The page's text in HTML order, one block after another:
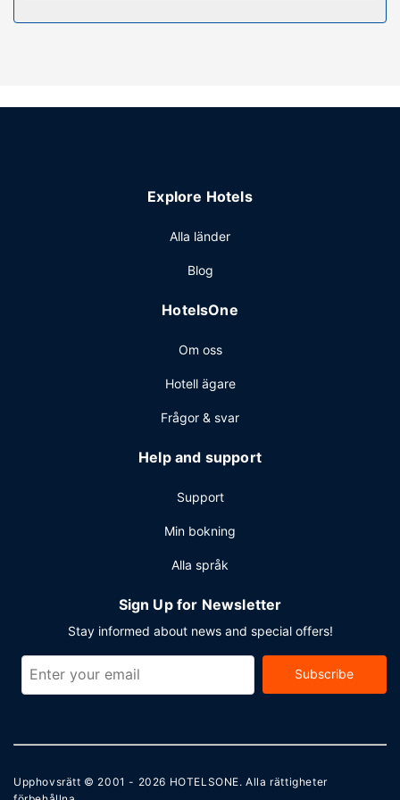
fitnesscenter. Boendet har även gratis wi-fi,
runt, expressutcheckning och reception (öppen dygnet
Explore Hotels
Alla länder
Blog
HotelsOne
Om oss
Hotell ägare
Frågor & svar
Help and support
Support
Min bokning
Alla språk
Sign Up for Newsletter
Stay informed about news and special offers!
Subscribe
Upphovsrätt © 2001 - 2026 HOTELSONE. Alla rättigheter